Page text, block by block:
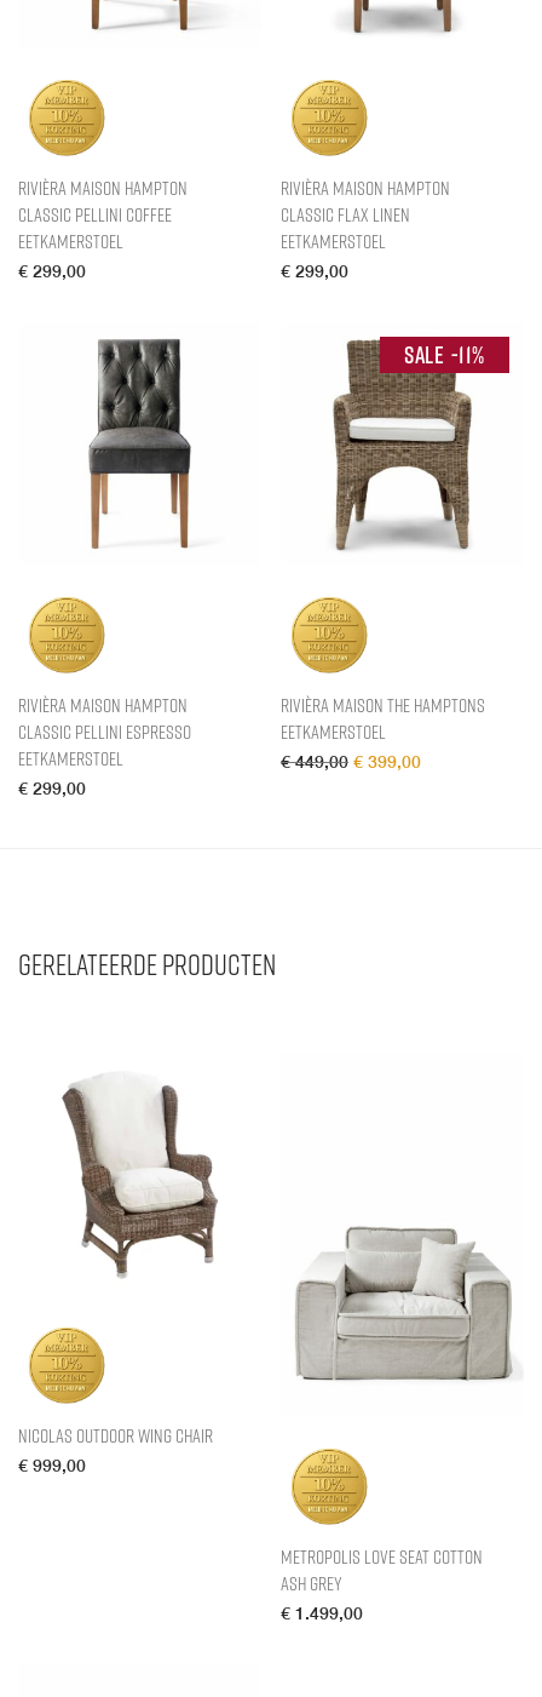
Rivièra Maison Hampton
Classic Pellini Coffee
Eetkamerstoel
€ 299,00
Rivièra Maison Hampton
Classic Flax Linen
Eetkamerstoel
€ 299,00
Rivièra Maison Hampton
Classic Pellini Espresso
Eetkamerstoel
€ 299,00
-11%
Rivièra Maison The Hamptons
Eetkamerstoel
€449,00 Oorspronkelijke prijs
€ 399,00Huidige prijs
Gerelateerde producten
Nicolas Outdoor Wing Chair
€ 999,00
Metropolis Love Seat Cotton
Ash Grey
€ 1.499,00